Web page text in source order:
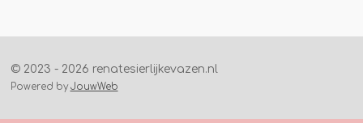
© 2023 - 2026 renatesierlijkevazen.nl
Powered byJouwWeb